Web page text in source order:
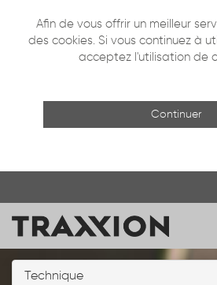
Afin de vous offrir un meilleur
des cookies. Si vous continuez à
acceptez l'utilisation de
Continuer
Technique